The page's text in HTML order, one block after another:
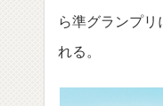
ら準グランプ
れる。